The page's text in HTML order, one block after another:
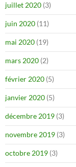
juillet 2020 (3)
juin 2020 (11)
mai 2020 (19)
mars 2020 (2)
février 2020 (5)
janvier 2020 (5)
décembre 2019 (3)
novembre 2019 (3)
octobre 2019 (3)